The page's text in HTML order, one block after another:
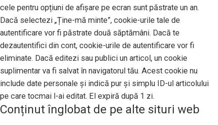
cele pentru opțiuni de afișare pe ecran sunt păstrate un an.
Dacă selectezi „Ține-mă minte”, cookie-urile tale de
autentificare vor fi păstrate două săptămâni. Dacă te
dezautentifici din cont, cookie-urile de autentificare vor fi
eliminate. Dacă editezi sau publici un articol, un cookie
suplimentar va fi salvat în navigatorul tău. Acest cookie nu
include date personale și indică pur și simplu ID-ul articolului
pe care tocmai l-ai editat. El expiră după 1 zi.
Conținut înglobat de pe alte situri web